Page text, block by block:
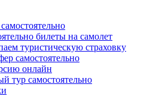
билеты на самолет
туристическую страховку
самостоятельно
онлайн
тур самостоятельно